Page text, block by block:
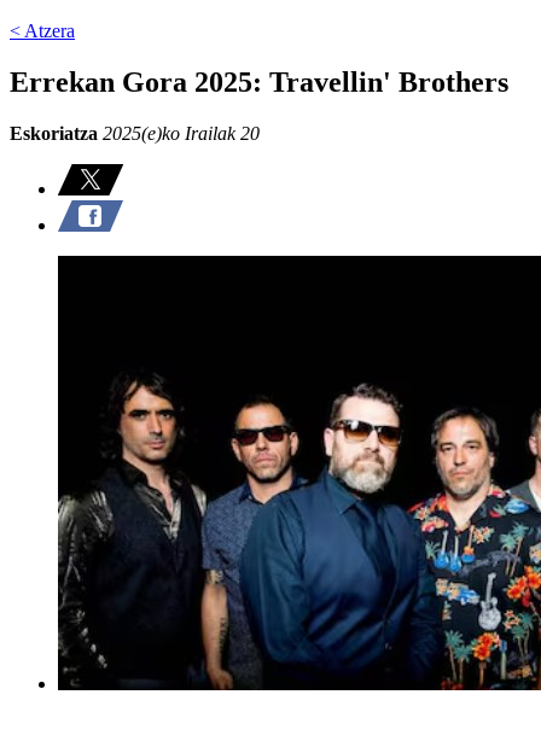
< Atzera
Errekan Gora 2025: Travellin' Brothers
Eskoriatza 2025(e)ko Irailak 20